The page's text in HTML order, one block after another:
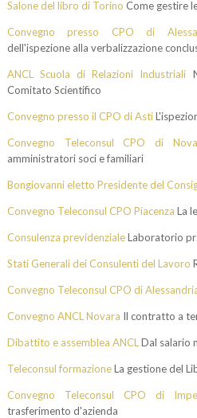
Salone del libro di Torino Come gestire
Convegno presso CPO di
dell'ispezione alla verbalizzazione
ANCL Scuola di Relazioni Industriali
Comitato Scientifico
Convegno presso il CPO di Asti
Convegno Teleconsul CPO di
amministratori soci e familiari
Bongiovanni eletto Presidente del
Convegno Teleconsul CPO Piacenza La
Consulenza previdenzialeLaboratorio
Stati Generali dei Consulenti del Lavoro
Convegno Teleconsul CPO di
Convegno ANCL Novara Il contratto a
Dibattito e assemblea ANCL Dal salario
Teleconsul formazioneLa gestione del
Convegno Teleconsul CPO di
trasferimento d'azienda